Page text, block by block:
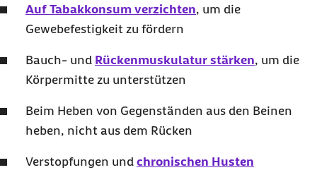
Auf Tabakkonsum verzichten, um die
Gewebefestigkeit zu fördern
Bauch- und Rückenmuskulatur stärken, um die
Körpermitte zu unterstützen
Beim Heben von Gegenständen aus den Beinen
heben, nicht aus dem Rücken
Verstopfungen und chronischen Husten